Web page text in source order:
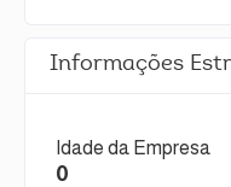
Informações
Idade da Empresa
0